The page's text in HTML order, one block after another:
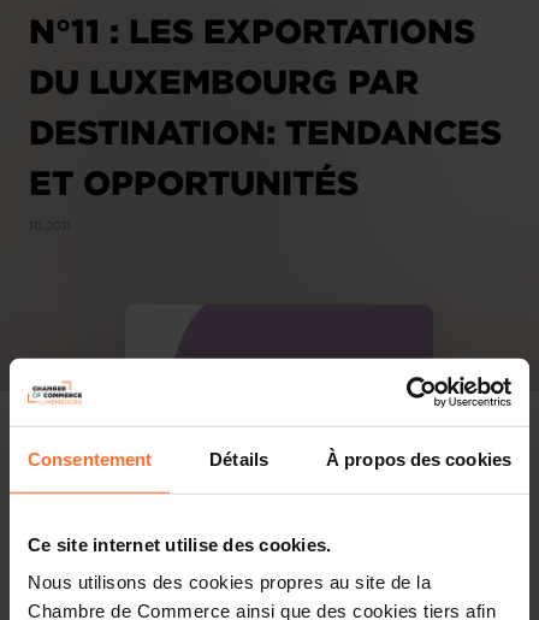
Consentement Détails À propos des cookies
Ce site internet utilise des cookies.
Nous utilisons des cookies propres au site de la
Chambre de Commerce ainsi que des cookies tiers afin
N°11 : LES EXPORTATIONS
DU LUXEMBOURG PAR
DESTINATION: TENDANCES
ET OPPORTUNITÉS